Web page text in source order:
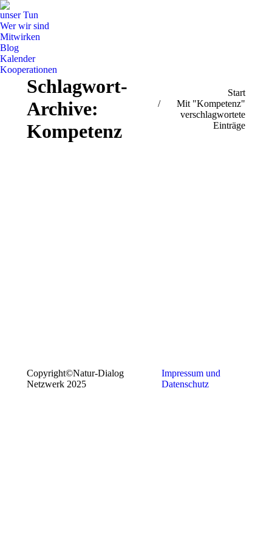
unser Tun
Wer wir sind
Mitwirken
Blog
Kalender
Kooperationen
Schlagwort-
Archive:
Kompetenz
Sie befinden sich hier:Start
Mit "Kompetenz"
verschlagwortete
Einträge
Copyright©Natur-Dialog
Netzwerk 2025
Impressum und
Datenschutz